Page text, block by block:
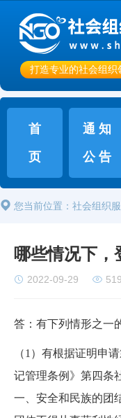
打造专业的社会组织
首
页
通 知
公 告
您当前位置： 社会组织
哪些情况下
2022-09-29
答：有下列情形之一
（1）有根据证明申
记管理条例》第四条
一、安全和民族的团